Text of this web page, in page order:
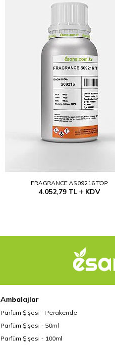
FRAGRANCE AS09216 TOP
4.052,79TL KDV
Ambalajlar
Parfüm Şişesi - Perakende
Parfüm Şişesi - 50ml
Parfüm Şişesi - 100ml